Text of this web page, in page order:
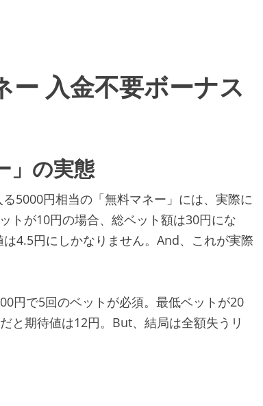
ー 入金不要ボーナス
」の実態
5000円相当の「無料マネー」には、実際に
トが10円の場合、総ベット額は30円にな
4.5円にしかなりません。And、これが実際
円で5回のベットが必須。最低ベットが20
と期待値は12円。But、結局は全額失うリ